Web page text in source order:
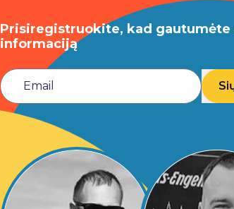
Prisiregistruokite, kad gautumėte
informaciją